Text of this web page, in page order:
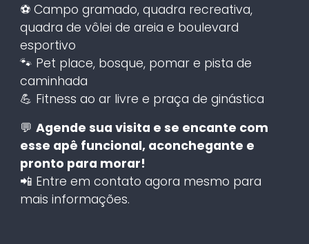
⚽ Campo gramado, quadra recreativa,
quadra de vôlei de areia e boulevard
esportivo
🐾 Pet place, bosque, pomar e pista de
caminhada
💪 Fitness ao ar livre e praça de ginástica
💬 Agende sua visita e se encante com
esse apê funcional, aconchegante e
pronto para morar!
📲 Entre em contato agora mesmo para
mais informações.